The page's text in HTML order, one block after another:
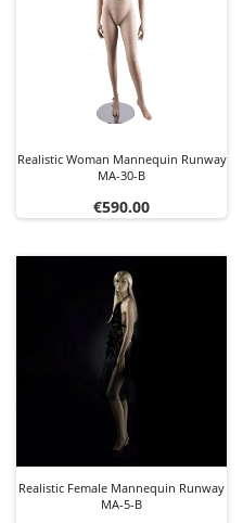
Realistic Woman Mannequin Runway
MA-30-B
Price
€590.00
Realistic Female Mannequin Runway
MA-5-B